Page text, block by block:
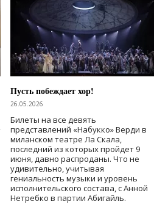
Пусть побеждает хор!
26.05.2026
Билеты на все девять
представлений «Набукко» Верди в
миланском театре Ла Скала,
последний из которых пройдет 9
июня, давно распроданы. Что не
удивительно, учитывая
гениальность музыки и уровень
исполнительского состава, с Анной
Нетребко в партии Абигайль.